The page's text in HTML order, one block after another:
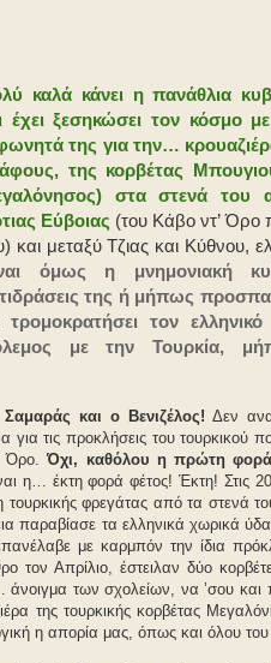
καλά κάνει η πανάθλια
έχει ξεσηκώσει τον κόσμο
της για την…
της κορβέτας
στα στενά του
Εύβοιας (του Κάβο ντ’ Όρο
και μεταξύ Τζιας και Κύθνου,
όμως η μνημονιακή
της ή μήπως
τρομοκρατήσει τον ελληνικό
με την Τουρκία,
και ο Βενιζέλος! Δεν
τις προκλήσεις του τουρκικού
Όρο.Όχι, καθόλου η πρώτη
η… έκτη φορά φέτος! Έκτη! Στις
τουρκικής φρεγάτας από τα στενά
παραβίασε τα ελληνικά χωρικά
με καρμπόν την ίδια
Απρίλιο, έστειλαν δύο
άνοιγμα των σχολείων, να ’σου και
της τουρκικής κορβέτας
η απορία μας, όπως και όλου